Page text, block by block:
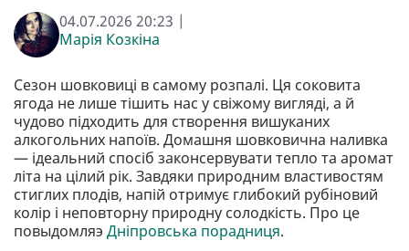
04.07.2026 20:23 |
Марія Козкіна
Сезон шовковиці в самому розпалі. Ця соковита
ягода не лише тішить нас у свіжому вигляді, а й
чудово підходить для створення вишуканих
алкогольних напоїв. Домашня шовковична наливка
— ідеальний спосіб законсервувати тепло та аромат
літа на цілий рік. Завдяки природним властивостям
стиглих плодів, напій отримує глибокий рубіновий
колір і неповторну природну солодкість. Про це
повыдомляэ Дніпровська порадниця.